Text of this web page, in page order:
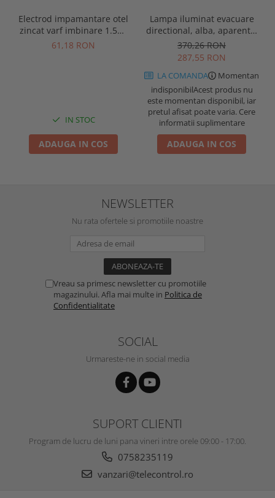
Electrod impamantare otel
zincat varf imbinare 1.5m,
se vand pachet de 10 bucati
61,18 RON
IN STOC
ADAUGA IN COS
Lampa iluminat evacuare
directional, alba, aparenta,
3 ore, 3W, mentinut, test
automat, IP20, Intelight
90385
370,26 RON
287,55 RON
LA COMANDA
Momentan
indisponibilAcest produs nu
este momentan disponibil, iar
pretul afisat poate varia. Cere
informatii suplimentare
ADAUGA IN COS
NEWSLETTER
Nu rata ofertele si promotiile noastre
Vreau sa primesc newsletter cu promotiile
magazinului. Afla mai multe in Politica de
Confidentialitate
SOCIAL
Urmareste-ne in social media
SUPORT CLIENTI
Program de lucru de luni pana vineri intre orele 09:00 - 17:00.
0758235119
vanzari@telecontrol.ro